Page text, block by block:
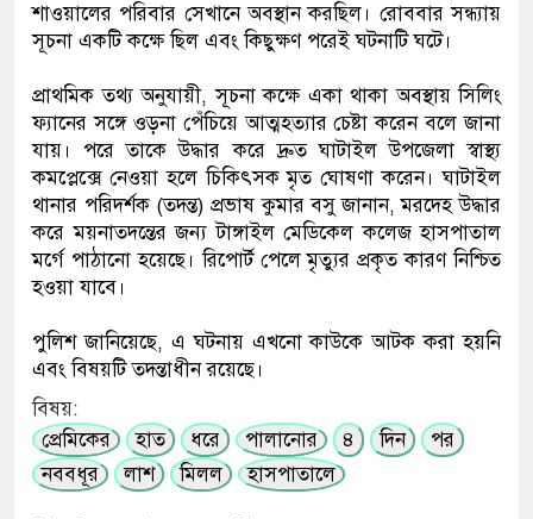
শাওয়ালের পরিবার সেখানে অবস্থান করছিল। রোববার সন্ধ্যায়
সূচনা একটি কক্ষে ছিল এবং কিছুক্ষণ পরেই ঘটনাটি ঘটে।
প্রাথমিক তথ্য অনুযায়ী, সূচনা কক্ষে একা থাকা অবস্থায় সিলিং
ফ্যানের সঙ্গে ওড়না পেঁচিয়ে আত্মহত্যার চেষ্টা করেন বলে জানা
যায়। পরে তাকে উদ্ধার করে দ্রুত ঘাটাইল উপজেলা স্বাস্থ্য
কমপ্লেক্সে নেওয়া হলে চিকিৎসক মৃত ঘোষণা করেন। ঘাটাইল
থানার পরিদর্শক (তদন্ত) প্রভাষ কুমার বসু জানান, মরদেহ উদ্ধার
করে ময়নাতদন্তের জন্য টাঙ্গাইল মেডিকেল কলেজ হাসপাতাল
মর্গে পাঠানো হয়েছে। রিপোর্ট পেলে মৃত্যুর প্রকৃত কারণ নিশ্চিত
হওয়া যাবে।
পুলিশ জানিয়েছে, এ ঘটনায় এখনো কাউকে আটক করা হয়নি
এবং বিষয়টি তদন্তাধীন রয়েছে।
বিষয়:
প্রেমিকের
হাত ধরে পালানোর ৪ দিন
পর
নববধূর
লাশ মিলল হাসপাতালে